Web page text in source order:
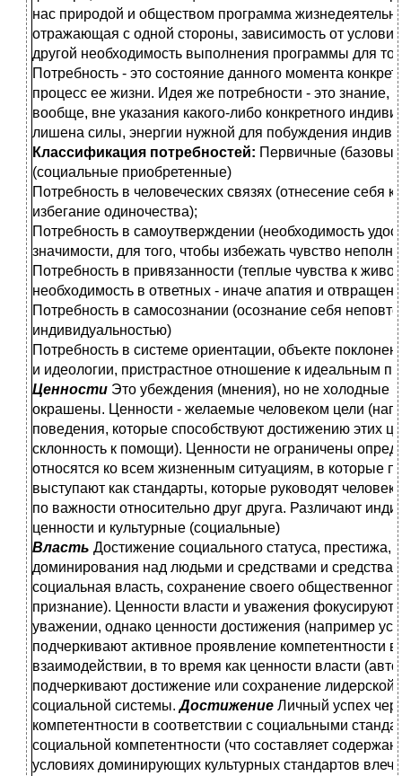
нас природой и обществом программа
отражающая с одной стороны, зависимость от
другой необходимость выполнения программы для
Потребность - это состояние данного момента
процесс ее жизни. Идея же потребности - это знание,
вообще, вне указания какого-либо конкретного
лишена силы, энергии нужной для побуждения
Классификация потребностей: Первичные
(социальные приобретенные)
Потребность в человеческих связях (отнесение себя
избегание одиночества);
Потребность в самоутверждении (необходимость
значимости, для того, чтобы избежать чувство
Потребность в привязанности (теплые чувства к
необходимость в ответных - иначе апатия и
Потребность в самосознании (осознание себя
индивидуальностью)
Потребность в системе ориентации, объекте
и идеологии, пристрастное отношение к идеальным
Ценности Это убеждения (мнения), но не холодные
окрашены. Ценности - желаемые человеком цели
поведения, которые способствуют достижению этих
склонность к помощи). Ценности не ограничены
относятся ко всем жизненным ситуациям, в которые
выступают как стандарты, которые руководят
по важности относительно друг друга. Различают
ценности и культурные (социальные)
Власть Достижение социального статуса, престижа,
доминирования над людьми и средствами и
социальная власть, сохранение своего
признание). Ценности власти и уважения
уважении, однако ценности достижения (например
подчеркивают активное проявление компетентности
взаимодействии, в то время как ценности власти
подчеркивают достижение или сохранение лидерской
социальной системы.Достижение Личный успех
компетентности в соответствии с социальными
социальной компетентности (что составляет
условиях доминирующих культурных стандартов